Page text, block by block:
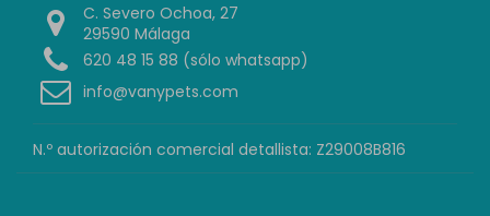
C. Severo Ochoa, 27
29590 Málaga
620 48 15 88 (sólo whatsapp)
info@vanypets.com
N.º autorización comercial detallista: Z29008B816